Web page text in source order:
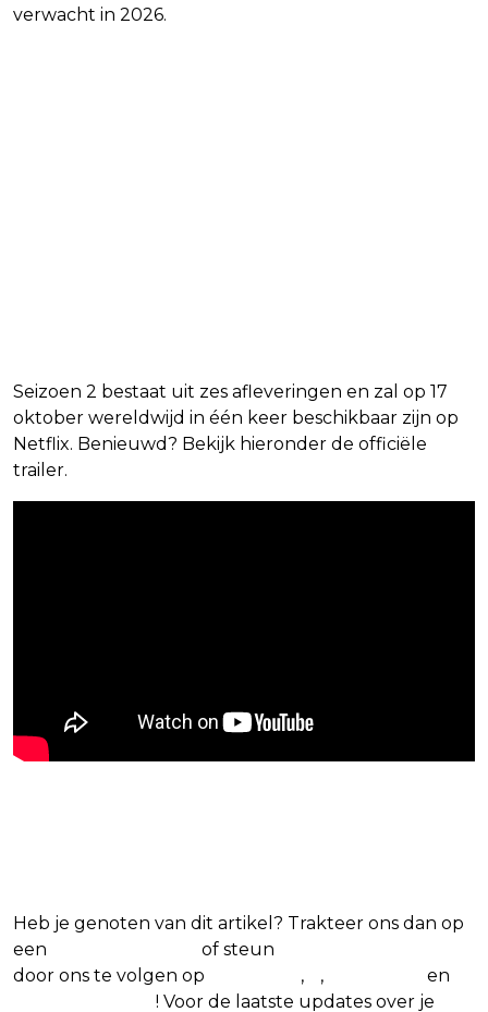
verwacht in 2026.
Seizoen 2 bestaat uit zes afleveringen en zal op 17
oktober wereldwijd in één keer beschikbaar zijn op
Netflix. Benieuwd? Bekijk hieronder de officiële
trailer.
Heb je genoten van dit artikel? Trakteer ons dan op
een
of steun
door ons te volgen op
, ,
en
! Voor de laatste updates over je